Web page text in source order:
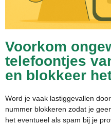
Voorkom
telefoontjes
en blokkeer
Word je vaak lastiggevallen
nummer blokkeren zodat je
het eventueel als spam bij je